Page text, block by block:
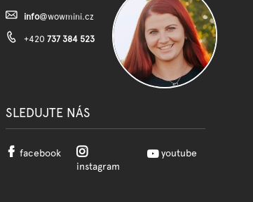
info@wowmini.cz
+420 737 384 523
SLEDUJTE NÁS
facebook
instagram
youtube